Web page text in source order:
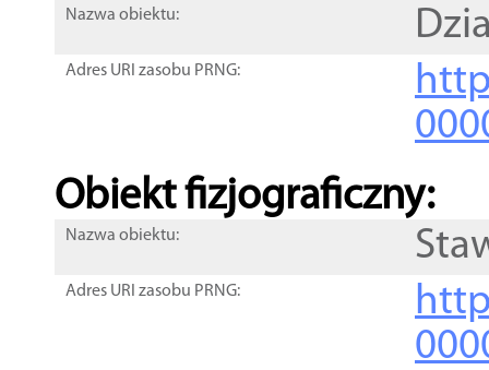
Nazwa obiektu:
Adres URI zasobu PRNG:
Obiekt fizjograficzny:
Nazwa obiektu:
Adres URI zasobu PRNG: